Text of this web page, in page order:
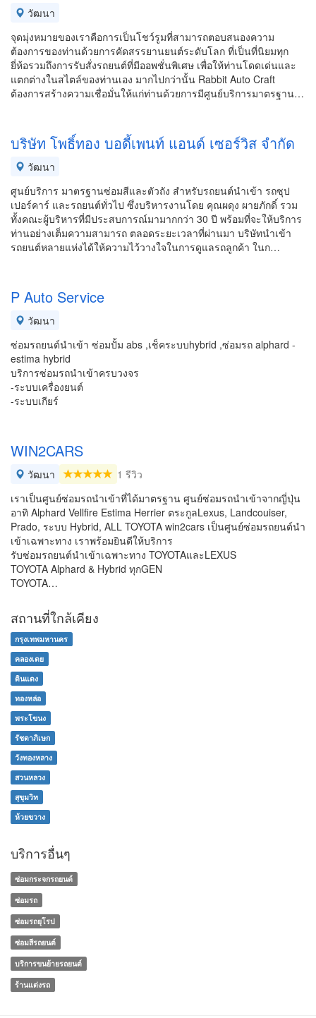
วัฒนา
จุดมุ่งหมายของเราคือการเป็นโชว์รูมที่สามารถตอบสนองความ
ต้องการของท่านด้วยการคัดสรรยานยนต์ระดับโลก ที่เป็นที่นิยมทุก
ยี่ห้อรวมถึงการรับสั่งรถยนต์ที่มีออพชั่นพิเศษ เพื่อให้ท่านโดดเด่นและ
แตกต่างในสไตล์ของท่านเอง มากไปกว่านั้น Rabbit Auto Craft
ต้องการสร้างความเชื่อมั่นให้แก่ท่านด้วยการมีศูนย์บริการมาตรฐาน…
บริษัท โพธิ์ทอง บอดี้เพนท์ แอนด์ เซอร์วิส จำกัด
วัฒนา
ศูนย์บริการ มาตรฐานซ่อมสีและตัวถัง สำหรับรถยนต์นำเข้า รถซุป
เปอร์คาร์ และรถยนต์ทั่วไป ซึ่งบริหารงานโดย คุณผดุง ผายภักดิ์ รวม
ทั้งคณะผู้บริหารที่มีประสบการณ์มามากกว่า 30 ปี พร้อมที่จะให้บริการ
ท่านอย่างเต็มความสามารถ ตลอดระยะเวลาที่ผ่านมา บริษัทนำเข้า
รถยนต์หลายแห่งได้ให้ความไว้วางใจในการดูแลรถลูกค้า ในก…
P Auto Service
วัฒนา
ซ่อมรถยนต์นำเข้า ซ่อมปั้ม abs ,เช็คระบบhybrid ,ซ่อมรถ alphard -
estima hybrid
บริการซ่อมรถนำเข้าครบวงจร
-ระบบเครื่องยนต์
-ระบบเกียร์
WIN2CARS
วัฒนา
1 รีวิว
เราเป็นศูนย์ซ่อมรถนำเข้าที่ได้มาตรฐาน ศูนย์ซ่อมรถนำเข้าจากญี่ปุ่น
อาทิ Alphard Vellfire Estima Herrier ตระกูลLexus, Landcouiser,
Prado, ระบบ Hybrid, ALL TOYOTA win2cars เป็นศูนย์ซ่อมรถยนต์นำ
เข้าเฉพาะทาง เราพร้อมยินดีให้บริการ
รับซ่อมรถยนต์นำเข้าเฉพาะทาง TOYOTAและLEXUS
TOYOTA Alphard & Hybrid ทุกGEN
TOYOTA…
สถานที่ใกล้เคียง
กรุงเทพมหานคร
คลองเตย
ดินแดง
ทองหล่อ
พระโขนง
รัชดาภิเษก
วังทองหลาง
สวนหลวง
สุขุมวิท
ห้วยขวาง
บริการอื่นๆ
ซ่อมกระจกรถยนต์
ซ่อมรถ
ซ่อมรถยุโรป
ซ่อมสีรถยนต์
บริการขนย้ายรถยนต์
ร้านแต่งรถ